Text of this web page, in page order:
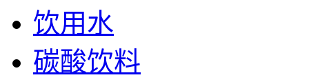
饮用水
碳酸饮料